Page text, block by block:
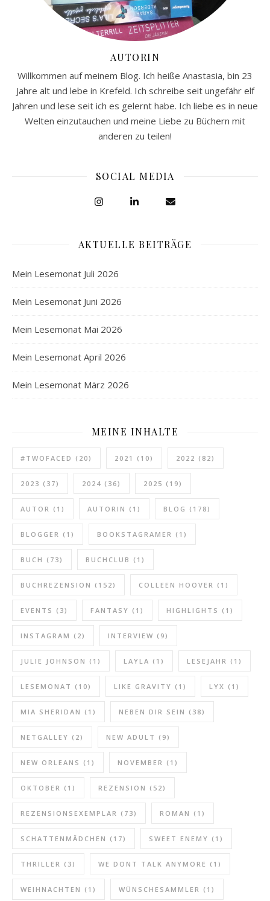
AUTORIN
Willkommen auf meinem Blog. Ich heiße Anastasia, bin 23
Jahre alt und lebe in Krefeld. Ich schreibe seit ungefähr elf
Jahren und lese seit ich es gelernt habe. Ich liebe es in neue
Welten einzutauchen und meine Liebe zu Büchern mit
anderen zu teilen!
SOCIAL MEDIA
AKTUELLE BEITRÄGE
Mein Lesemonat Juli 2026
Mein Lesemonat Juni 2026
Mein Lesemonat Mai 2026
Mein Lesemonat April 2026
Mein Lesemonat März 2026
MEINE INHALTE
#TWOFACED (20) 2021 (10) 2022 (82)
2023 (37) 2024 (36) 2025 (19)
AUTOR (1) AUTORIN (1) BLOG (178)
BLOGGER (1) BOOKSTAGRAMER (1)
BUCH (73) BUCHCLUB (1)
BUCHREZENSION (152) COLLEEN HOOVER (1)
EVENTS (3) FANTASY (1) HIGHLIGHTS (1)
INSTAGRAM (2) INTERVIEW (9)
JULIE JOHNSON (1) LAYLA (1) LESEJAHR (1)
LESEMONAT (10) LIKE GRAVITY (1) LYX (1)
MIA SHERIDAN (1) NEBEN DIR SEIN (38)
NETGALLEY (2) NEW ADULT (9)
NEW ORLEANS (1) NOVEMBER (1)
OKTOBER (1) REZENSION (52)
REZENSIONSEXEMPLAR (73) ROMAN (1)
SCHATTENMÄDCHEN (17) SWEET ENEMY (1)
THRILLER (3) WE DONT TALK ANYMORE (1)
WEIHNACHTEN (1) WÜNSCHESAMMLER (1)